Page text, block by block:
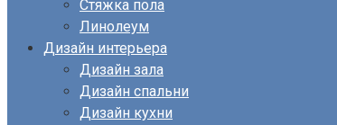
Стяжка пола
Линолеум
Дизайн интерьера
Дизайн зала
Дизайн спальни
Дизайн кухни